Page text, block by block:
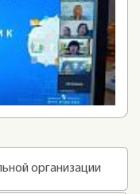
организации